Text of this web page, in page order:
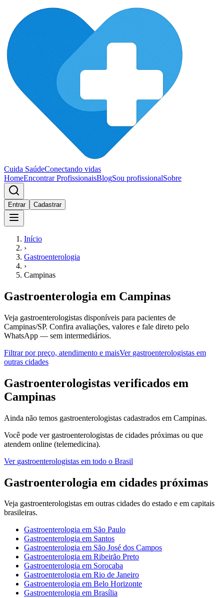
Cuida SaúdeConectando vidas
HomeEncontrar ProfissionaisBlogSou profissionalSobre
Entrar Cadastrar
Início
›
Gastroenterologia
›
Campinas
Gastroenterologia em Campinas
Veja gastroenterologistas disponíveis para pacientes de
Campinas/SP. Confira avaliações, valores e fale direto pelo
WhatsApp — sem intermediários.
Filtrar por preço, atendimento e maisVer gastroenterologistas em
outras cidades
Gastroenterologistas verificados em
Campinas
Ainda não temos gastroenterologistas cadastrados em Campinas.
Você pode ver gastroenterologistas de cidades próximas ou que
atendem online (telemedicina).
Ver gastroenterologistas em todo o Brasil
Gastroenterologia em cidades próximas
Veja gastroenterologistas em outras cidades do estado e em capitais
brasileiras.
Gastroenterologia em São Paulo
Gastroenterologia em Santos
Gastroenterologia em São José dos Campos
Gastroenterologia em Ribeirão Preto
Gastroenterologia em Sorocaba
Gastroenterologia em Rio de Janeiro
Gastroenterologia em Belo Horizonte
Gastroenterologia em Brasília